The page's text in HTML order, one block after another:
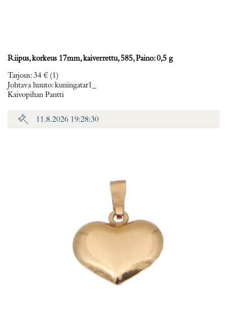
Riipus, korkeus 17mm, kaiverrettu, 585, Paino: 0,5 g
Tarjous:34 € (1)
Johtava huuto:kuningatar1_
Kaivopihan Pantti
11.8.2026 19:28:30